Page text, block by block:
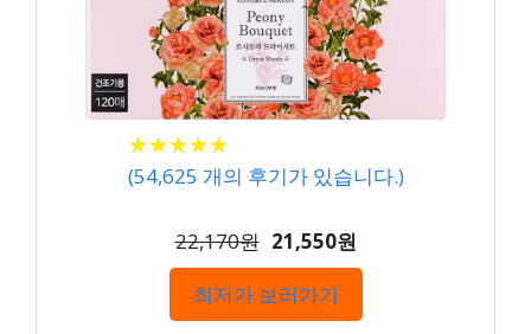
★★★★★
★★★★★
(54,625 개의 후기가 있습니다.)
22,170원 21,550원
최저가 보러가기